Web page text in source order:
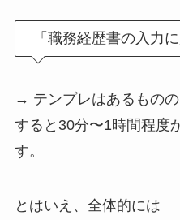
「職務経歴書の入力
→ テンプレはあるもの
すると30分〜1時間程度
す。
とはいえ、全体的には